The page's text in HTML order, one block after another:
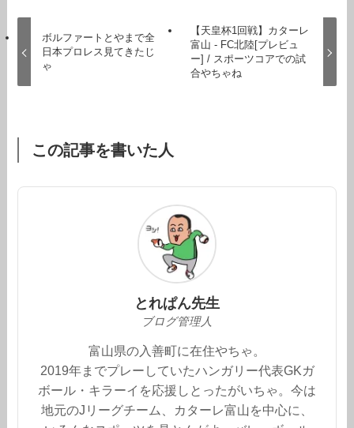
ボルファートとやまで全
日本プロレス見てきたじ
ゃ
【天皇杯1回戦】カターレ
富山 - FC北陸[プレビュ
ー] / スポーツコアでの試
合やちゃね
この記事を書いた人
とれぱん先生
ブログ管理人
富山県の入善町に在住やちゃ。
2019年までプレーしていたハンガリー代表GKガ
ボール・キラーイを応援しとったがいちゃ。今は
地元のJリーグチーム、カターレ富山を中心に、